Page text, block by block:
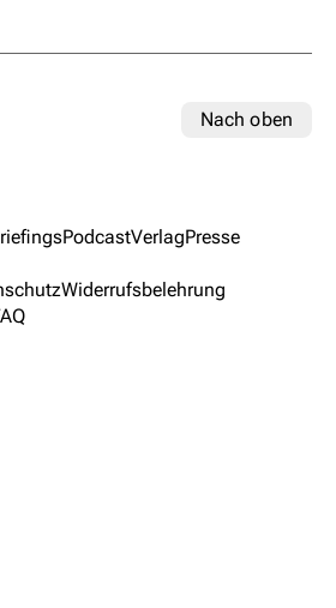
Nach oben
PodcastVerlagPresse
Widerrufsbelehrung